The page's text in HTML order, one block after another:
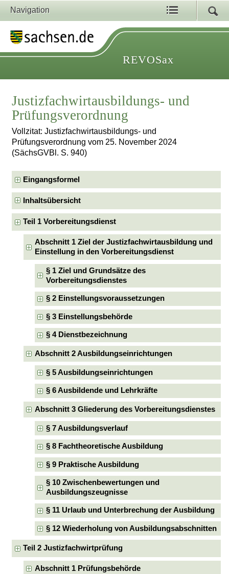
Navigation
REVOSax
Justizfachwirtausbildungs- und
Prüfungsverordnung
Vollzitat: Justizfachwirtausbildungs- und
Prüfungsverordnung vom 25. November 2024
(SächsGVBl. S. 940)
Eingangsformel
Inhaltsübersicht
Teil 1 Vorbereitungsdienst
Abschnitt 1 Ziel der Justizfachwirtausbildung und
Einstellung in den Vorbereitungsdienst
§ 1 Ziel und Grundsätze des
Vorbereitungsdienstes
§ 2 Einstellungsvoraussetzungen
§ 3 Einstellungsbehörde
§ 4 Dienstbezeichnung
Abschnitt 2 Ausbildungseinrichtungen
§ 5 Ausbildungseinrichtungen
§ 6 Ausbildende und Lehrkräfte
Abschnitt 3 Gliederung des Vorbereitungsdienstes
§ 7 Ausbildungsverlauf
§ 8 Fachtheoretische Ausbildung
§ 9 Praktische Ausbildung
§ 10 Zwischenbewertungen und
Ausbildungszeugnisse
§ 11 Urlaub und Unterbrechung der Ausbildung
§ 12 Wiederholung von Ausbildungsabschnitten
Teil 2 Justizfachwirtprüfung
Abschnitt 1 Prüfungsbehörde